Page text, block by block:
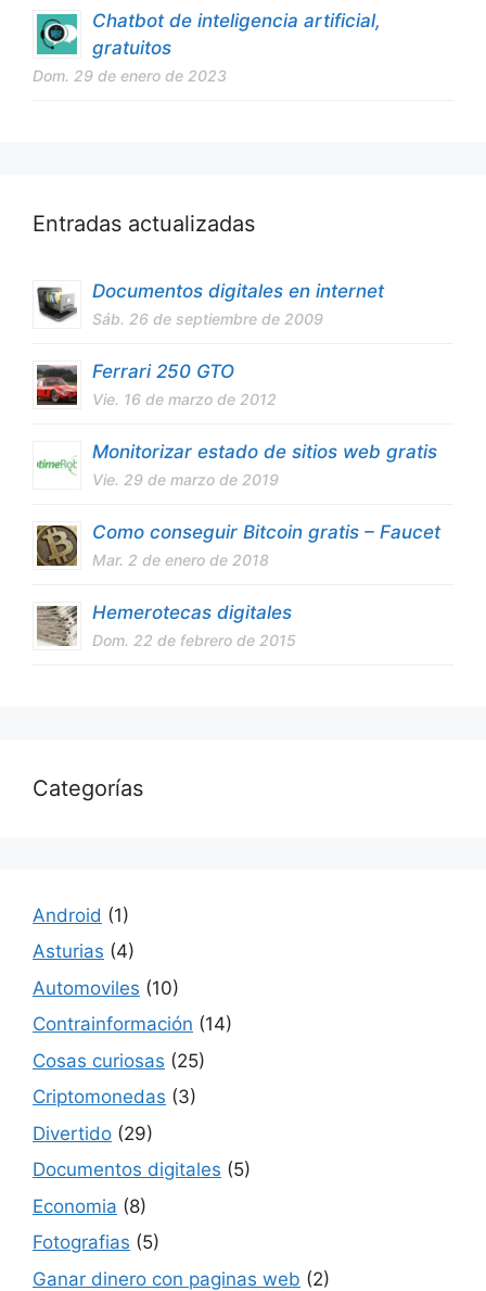
Chatbot de inteligencia artificial,
gratuitos
Dom. 29 de enero de 2023
Entradas actualizadas
Documentos digitales en internet
Sáb. 26 de septiembre de 2009
Ferrari 250 GTO
Vie. 16 de marzo de 2012
Monitorizar estado de sitios web gratis
Vie. 29 de marzo de 2019
Como conseguir Bitcoin gratis – Faucet
Mar. 2 de enero de 2018
Hemerotecas digitales
Dom. 22 de febrero de 2015
Categorías
Android (1)
Asturias (4)
Automoviles (10)
Contrainformación (14)
Cosas curiosas (25)
Criptomonedas (3)
Divertido (29)
Documentos digitales (5)
Economia (8)
Fotografias (5)
Ganar dinero con paginas web (2)